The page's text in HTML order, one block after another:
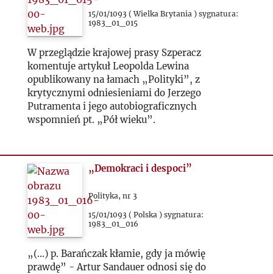
15/01/1093 ( Wielka Brytania ) sygnatura:
1983_01_015
W przeglądzie krajowej prasy Szperacz
komentuje artykuł Leopolda Lewina
opublikowany na łamach „Polityki”, z
krytycznymi odniesieniami do Jerzego
Putramenta i jego autobiograficznych
wspomnień pt. „Pół wieku”.
„Demokraci i despoci”
Polityka, nr 3
15/01/1093 ( Polska ) sygnatura:
1983_01_016
„(...) p. Barańczak kłamie, gdy ja mówię
prawdę” - Artur Sandauer odnosi się do